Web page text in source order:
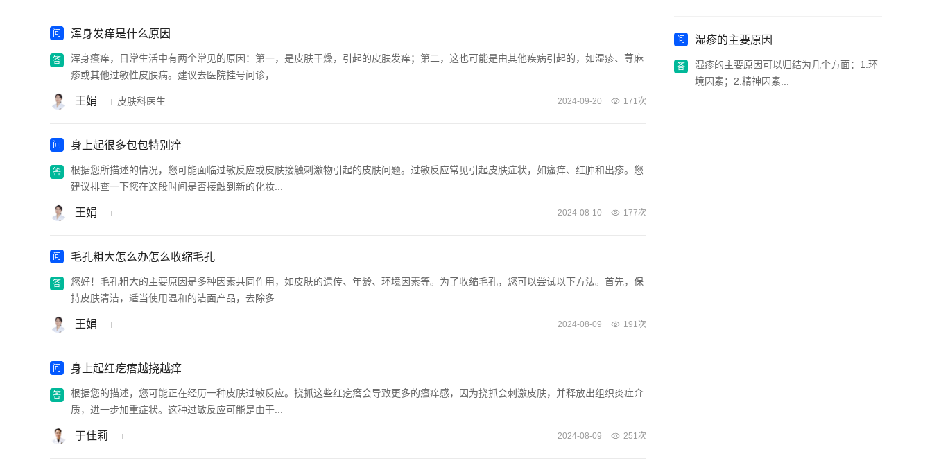
浑身发痒是什么原因
浑身瘙痒，日常生活中有两个常见的原因：第一，是皮肤干燥，引起的皮肤发痒；第二，这也可能是由其他疾病引起的，如湿疹、荨麻
疹或其他过敏性皮肤病。建议去医院挂号问诊，...
王娟 皮肤科医生 2024-09-20 171次
身上起很多包包特别痒
根据您所描述的情况，您可能面临过敏反应或皮肤接触刺激物引起的皮肤问题。过敏反应常见引起皮肤症状，如瘙痒、红肿和出疹。您
建议排查一下您在这段时间是否接触到新的化妆...
王娟 2024-08-10 177次
毛孔粗大怎么办怎么收缩毛孔
您好！毛孔粗大的主要原因是多种因素共同作用，如皮肤的遗传、年龄、环境因素等。为了收缩毛孔，您可以尝试以下方法。首先，保
持皮肤清洁，适当使用温和的洁面产品，去除多...
王娟 2024-08-09 191次
身上起红疙瘩越挠越痒
根据您的描述，您可能正在经历一种皮肤过敏反应。挠抓这些红疙瘩会导致更多的瘙痒感，因为挠抓会刺激皮肤，并释放出组织炎症介
质，进一步加重症状。这种过敏反应可能是由于...
于佳莉 2024-08-09 251次
湿疹的主要原因
湿疹的主要原因可以归结为几个方面：1.环
境因素；2.精神因素...